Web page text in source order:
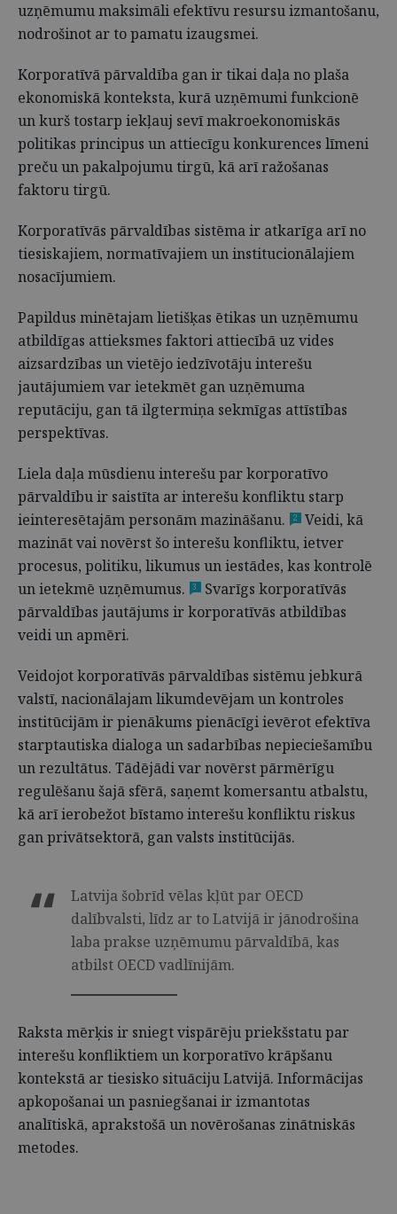
uzņēmumu maksimāli efektīvu resursu izmantošanu,
nodrošinot ar to pamatu izaugsmei.
Korporatīvā pārvaldība gan ir tikai daļa no plaša
ekonomiskā konteksta, kurā uzņēmumi funkcionē
un kurš tostarp iekļauj sevī makroekonomiskās
politikas principus un attiecīgu konkurences līmeni
preču un pakalpojumu tirgū, kā arī ražošanas
faktoru tirgū.
Korporatīvās pārvaldības sistēma ir atkarīga arī no
tiesiskajiem, normatīvajiem un institucionālajiem
nosacījumiem.
Papildus minētajam lietišķas ētikas un uzņēmumu
atbildīgas attieksmes faktori attiecībā uz vides
aizsardzības un vietējo iedzīvotāju interešu
jautājumiem var ietekmēt gan uzņēmuma
reputāciju, gan tā ilgtermiņa sekmīgas attīstības
perspektīvas.
Liela daļa mūsdienu interešu par korporatīvo
pārvaldību ir saistīta ar interešu konfliktu starp
ieinteresētajām personām mazināšanu.
2
Veidi, kā
mazināt vai novērst šo interešu konfliktu, ietver
procesus, politiku, likumus un iestādes, kas kontrolē
un ietekmē uzņēmumus.
3
Svarīgs korporatīvās
pārvaldības jautājums ir korporatīvās atbildības
veidi un apmēri.
Veidojot korporatīvās pārvaldības sistēmu jebkurā
valstī, nacionālajam likumdevējam un kontroles
institūcijām ir pienākums pienācīgi ievērot efektīva
starptautiska dialoga un sadarbības nepieciešamību
un rezultātus. Tādējādi var novērst pārmērīgu
regulēšanu šajā sfērā, saņemt komersantu atbalstu,
kā arī ierobežot bīstamo interešu konfliktu riskus
gan privātsektorā, gan valsts institūcijās.
Latvija šobrīd vēlas kļūt par OECD
dalībvalsti, līdz ar to Latvijā ir jānodrošina
laba prakse uzņēmumu pārvaldībā, kas
atbilst OECD vadlīnijām.
Raksta mērķis ir sniegt vispārēju priekšstatu par
interešu konfliktiem un korporatīvo krāpšanu
kontekstā ar tiesisko situāciju Latvijā. Informācijas
apkopošanai un pasniegšanai ir izmantotas
analītiskā, aprakstošā un novērošanas zinātniskās
metodes.